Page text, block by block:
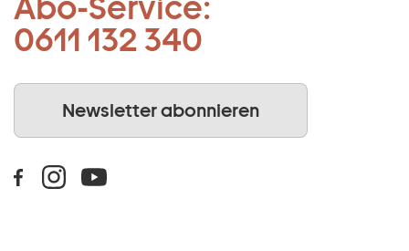
0611 132 340
Newsletter abonnieren